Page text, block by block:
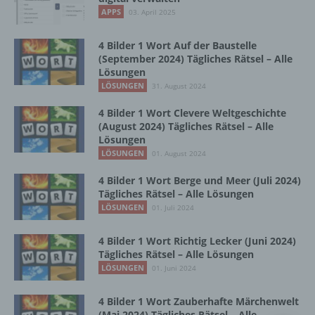
APPS 03. April 2025
4 Bilder 1 Wort Auf der Baustelle
(September 2024) Tägliches Rätsel – Alle
Lösungen
LÖSUNGEN 31. August 2024
4 Bilder 1 Wort Clevere Weltgeschichte
(August 2024) Tägliches Rätsel – Alle
Lösungen
LÖSUNGEN 01. August 2024
4 Bilder 1 Wort Berge und Meer (Juli 2024)
Tägliches Rätsel – Alle Lösungen
LÖSUNGEN 01. Juli 2024
4 Bilder 1 Wort Richtig Lecker (Juni 2024)
Tägliches Rätsel – Alle Lösungen
LÖSUNGEN 01. Juni 2024
4 Bilder 1 Wort Zauberhafte Märchenwelt
Zusammenhang mit personenbezogenen
Organisation, das Ordnen, die Speicherung,
die Anpassung oder Veränderung, das
Auslesen, das Abfragen, die Verwendung,
die Offenlegung durch Übermittlung,
Bereitstellung, den Abgleich oder die
Verknüpfung, die Einschränkung, das
Löschen oder die Vernichtung.
d) Einschränkung der Verarbeitung
Einschränkung der Verarbeitung ist die
Markierung gespeicherter
personenbezogener Daten mit dem Ziel, ihre
künftige Verarbeitung einzuschränken.
e) Profiling